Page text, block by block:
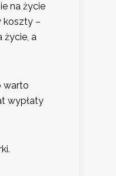
na życie
koszty –
życie, a
warto
wypłaty